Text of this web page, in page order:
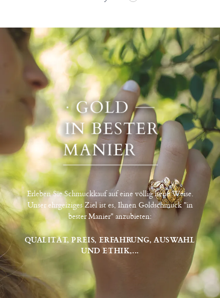
Erleben Sie Schmuckkauf auf eine völlig neue Weise.
Unser ehrgeiziges Ziel ist es, Ihnen Goldschmuck "in
bester Manier" anzubieten:
QUALITÄT, PREIS, ERFAHRUNG, AUSWAHL
UND ETHIK,...